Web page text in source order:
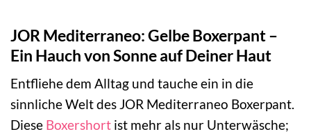
JOR Mediterraneo: Gelbe Boxerpant –
Ein Hauch von Sonne auf Deiner Haut
Entfliehe dem Alltag und tauche ein in die
sinnliche Welt des JOR Mediterraneo Boxerpant.
Diese Boxershort ist mehr als nur Unterwäsche;